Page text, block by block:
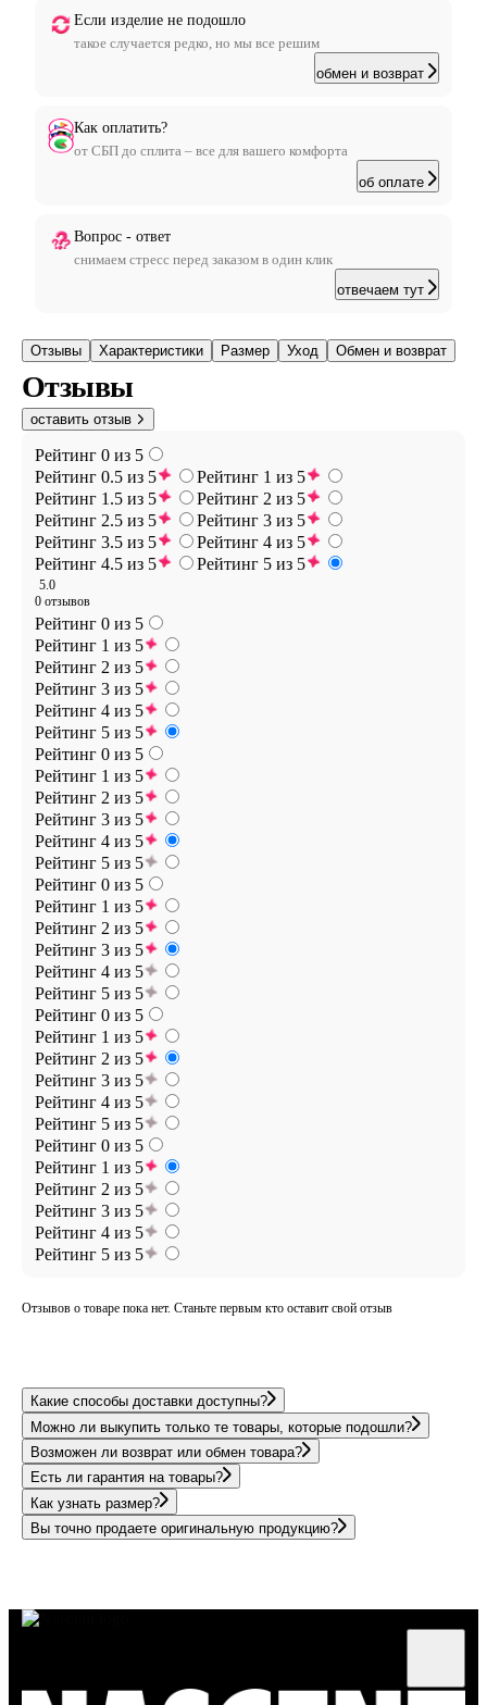
Если изделие не подошло
такое случается редко, но мы все решим
обмен и возврат
Как оплатить?
от СБП до сплита – все для вашего комфорта
об оплате
Вопрос - ответ
снимаем стресс перед заказом в один клик
отвечаем тут
Отзывы Характеристики Размер Уход Обмен и возврат
Отзывы
оставить отзыв
Рейтинг 0 из 5
Рейтинг 0.5 из 5
Рейтинг 1 из 5
Рейтинг 1.5 из 5
Рейтинг 2 из 5
Рейтинг 2.5 из 5
Рейтинг 3 из 5
Рейтинг 3.5 из 5
Рейтинг 4 из 5
Рейтинг 4.5 из 5
Рейтинг 5 из 5
5.0
0 отзывов
Рейтинг 0 из 5
Рейтинг 1 из 5
Рейтинг 2 из 5
Рейтинг 3 из 5
Рейтинг 4 из 5
Рейтинг 5 из 5
Рейтинг 0 из 5
Рейтинг 1 из 5
Рейтинг 2 из 5
Рейтинг 3 из 5
Рейтинг 4 из 5
Рейтинг 5 из 5
Рейтинг 0 из 5
Рейтинг 1 из 5
Рейтинг 2 из 5
Рейтинг 3 из 5
Рейтинг 4 из 5
Рейтинг 5 из 5
Рейтинг 0 из 5
Рейтинг 1 из 5
Рейтинг 2 из 5
Рейтинг 3 из 5
Рейтинг 4 из 5
Рейтинг 5 из 5
Рейтинг 0 из 5
Рейтинг 1 из 5
Рейтинг 2 из 5
Рейтинг 3 из 5
Рейтинг 4 из 5
Рейтинг 5 из 5
Отзывов о товаре пока нет. Станьте первым кто оставит свой отзыв
Какие способы доставки доступны?
Можно ли выкупить только те товары, которые подошли?
Возможен ли возврат или обмен товара?
Есть ли гарантия на товары?
Как узнать размер?
Вы точно продаете оригинальную продукцию?